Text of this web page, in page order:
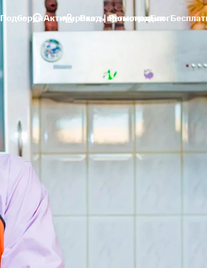
ПодборкиАктивировать промокодБлог
Вход | Регистрация